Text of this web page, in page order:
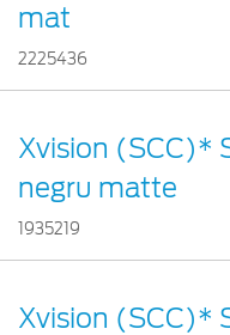
mat
2225436
Xvision (SCC)*
negru matte
1935219
Xvision (SCC)*